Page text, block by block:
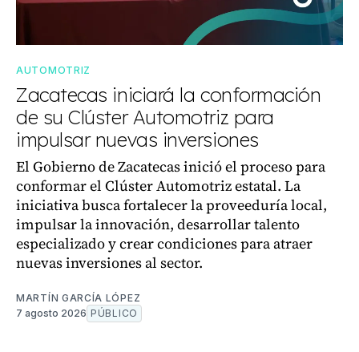
AUTOMOTRIZ
Zacatecas iniciará la conformación
de su Clúster Automotriz para
impulsar nuevas inversiones
El Gobierno de Zacatecas inició el proceso para
conformar el Clúster Automotriz estatal. La
iniciativa busca fortalecer la proveeduría local,
impulsar la innovación, desarrollar talento
especializado y crear condiciones para atraer
nuevas inversiones al sector.
MARTÍN GARCÍA LÓPEZ
7 agosto 2026 PÚBLICO